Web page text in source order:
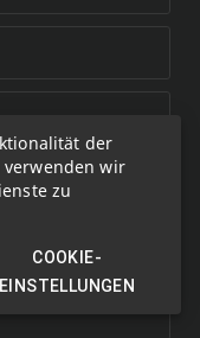
der
wir
zu
COOKIE-
EINSTELLUNGEN